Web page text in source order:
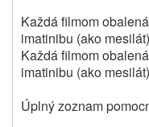
Každá filmom
imatinibu (ako
Každá filmom
imatinibu (ako
Úplný zoznam